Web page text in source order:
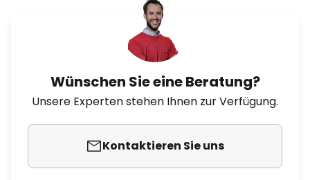
Wünschen Sie eine Beratung?
Unsere Experten stehen Ihnen zur Verfügung.
Kontaktieren Sie uns